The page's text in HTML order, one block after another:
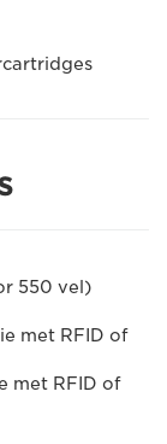
550 vel)
met RFID of
met RFID of